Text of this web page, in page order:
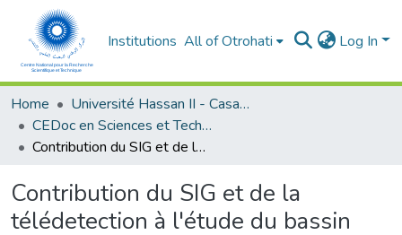
Institutions All of Otrohati Log In
Home
Université Hassan II - Casablanca
CEDoc en Sciences et Techniques et Sciences Médicales (CED -STSM)
Contribution du SIG et de la télédetection à l'étude du bassin d'Ouarzazate et les régions limitrophes.
Contribution du SIG et de la
télédetection à l'étude du bassin